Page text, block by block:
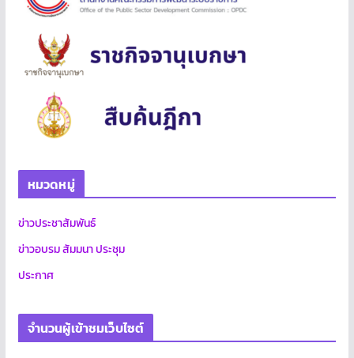
หมวดหมู่
ข่าวประชาสัมพันธ์
ข่าวอบรม สัมมนา ประชุม
ประกาศ
จำนวนผู้เข้าชมเว็บไซต์